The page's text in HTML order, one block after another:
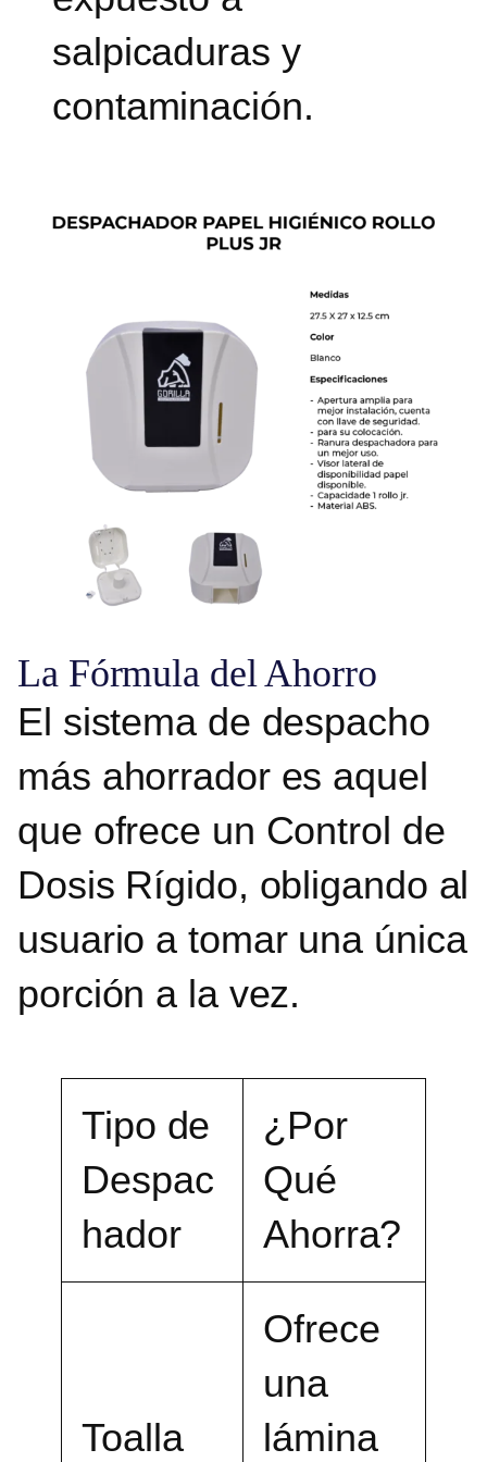
salpicaduras y
contaminación.
La Fórmula del Ahorro
El sistema de despacho
más ahorrador es aquel
que ofrece un Control de
Dosis Rígido, obligando al
usuario a tomar una única
porción a la vez.
Tipo de
Despac
hador
¿Por
Qué
Ahorra?
Toalla
Ofrece
una
lámina